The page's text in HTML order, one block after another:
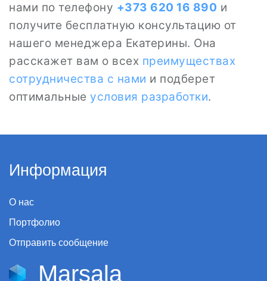
нами по телефону +373 620 16 890 и
получите бесплатную консультацию от
нашего менеджера Екатерины. Она
расскажет вам о всех преимуществах
сотрудничества с нами и подберет
оптимальные условия разработки.
Информация
О нас
Портфолио
Отправить сообщение
Marsala